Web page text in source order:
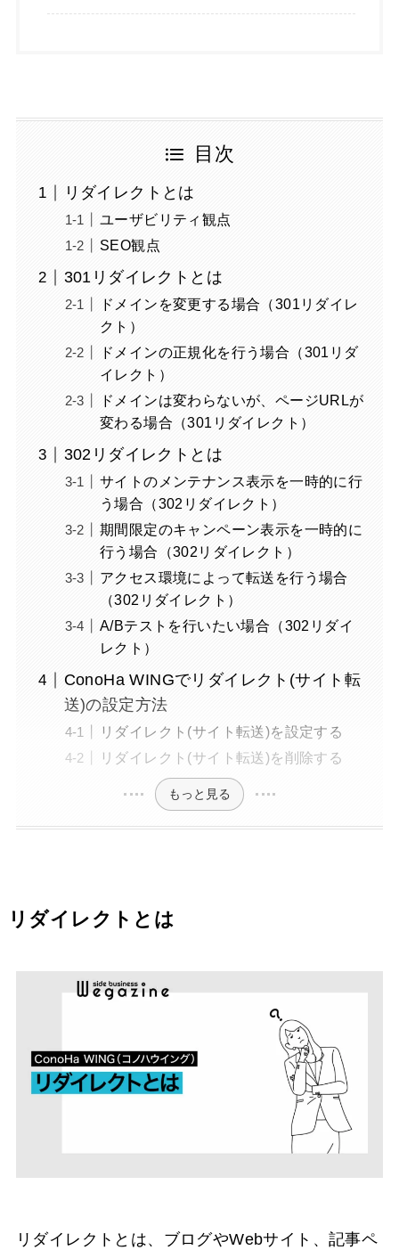
目次
リダイレクトとは
ユーザビリティ観点
SEO観点
301リダイレクトとは
ドメインを変更する場合（301リダイレ
クト）
ドメインの正規化を行う場合（301リダ
イレクト）
ドメインは変わらないが、ページURLが
変わる場合（301リダイレクト）
302リダイレクトとは
サイトのメンテナンス表示を一時的に行
う場合（302リダイレクト）
期間限定のキャンペーン表示を一時的に
行う場合（302リダイレクト）
アクセス環境によって転送を行う場合
（302リダイレクト）
A/Bテストを行いたい場合（302リダイ
レクト）
ConoHa WINGでリダイレクト(サイト転
送)の設定方法
リダイレクト(サイト転送)を設定する
リダイレクト(サイト転送)を削除する
もっと見る
リダイレクトとは
リダイレクトとは、ブログやWebサイト、記事ペ